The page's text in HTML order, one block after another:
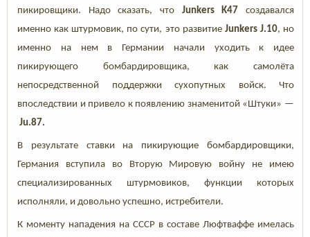
пикировщики. Надо сказать, что Junkers K47создавался
именно как штурмовик, по сути, это развитие Junkers J.10, но
именно на нем в Германии начали уходить к идее
пикирующего бомбардировщика, как самолёта
непосредственной поддержки сухопутных войск. Что
впоследствии и привело к появлению знаменитой «Штуки» —
Ju.87.
В результате ставки на пикирующие бомбардировщики,
Германия вступила во Вторую Мировую войну не имею
специализированных штурмовиков, функции которых
исполняли, и довольно успешно, истребители.
К моменту нападения на СССР в составе Люфтваффе имелась